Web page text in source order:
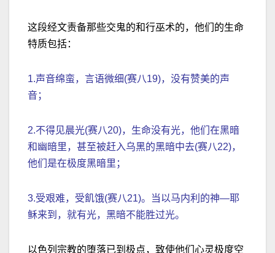
这段经文责备那些交鬼的和行巫术的，他们的生命
特质包括：
1.声音绵蛮，言语微细(赛八19)，没有赞美的声
音；
2.不得见晨光(赛八20)，生命没有光，他们在黑暗
和幽暗里，甚至被赶入乌黑的黑暗中去(赛八22)，
他们是在极度黑暗里；
3.受艰难，受飢饿(赛八21)。当以马内利的神—耶
稣来到，就有光，黑暗不能胜过光。
以色列宗教的堕落已到极点，致使他们心灵极度空